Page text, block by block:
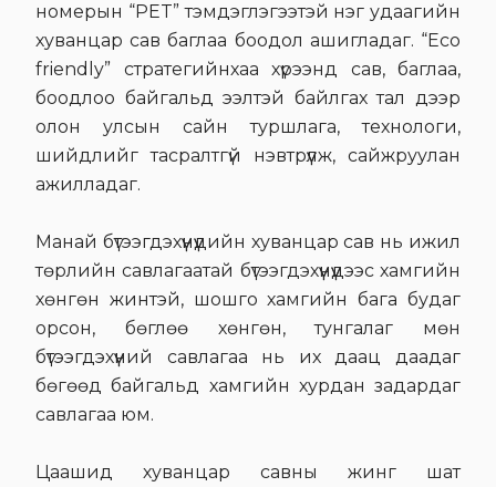
номерын “PET” тэмдэглэгээтэй нэг удаагийн
хуванцар сав баглаа боодол ашигладаг. “Eco
friendly” стратегийнхаа хүрээнд сав, баглаа,
боодлоо байгальд ээлтэй байлгах тал дээр
олон улсын сайн туршлага, технологи,
шийдлийг тасралтгүй нэвтрүүлж, сайжруулан
ажилладаг.
Манай бүтээгдэхүүнүүдийн хуванцар сав нь ижил
төрлийн савлагаатай бүтээгдэхүүнүүдээс хамгийн
хөнгөн жинтэй, шошго хамгийн бага будаг
орсон, бөглөө хөнгөн, тунгалаг мөн
бүтээгдэхүүний савлагаа нь их даац даадаг
бөгөөд байгальд хамгийн хурдан задардаг
савлагаа юм.
Цаашид хуванцар савны жинг шат